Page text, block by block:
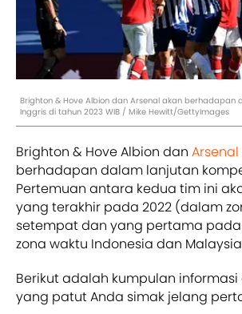
Brighton & Hove Albion dan Arsenal akan
Inggris di tahun 2023 WIB / Mike Hewitt/GettyImages
Brighton & Hove Albion dan Arsenal
berhadapan dalam lanjutan
Pertemuan antara kedua tim ini
yang terakhir pada 2022 (dalam
setempat dan yang pertama
zona waktu Indonesia dan
Berikut adalah kumpulan
yang patut Anda simak jelang